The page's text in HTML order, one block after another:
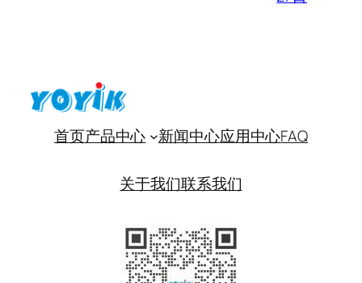
首页产品中心 新闻中心应用中心FAQ
关于我们联系我们